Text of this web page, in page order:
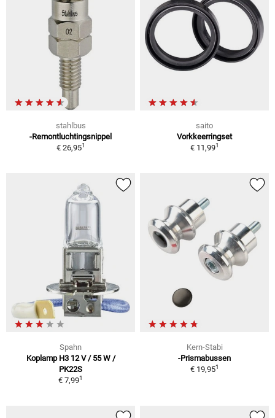
stahlbus
-Remontluchtingsnippel
€ 26,951
saito
Vorkkeerringset
€ 11,991
Spahn
Koplamp H3 12 V / 55 W /
PK22S
€ 7,991
Kern-Stabi
-Prismabussen
€ 19,951